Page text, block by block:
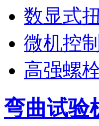
数显式
微机控
高强螺
弯曲试验